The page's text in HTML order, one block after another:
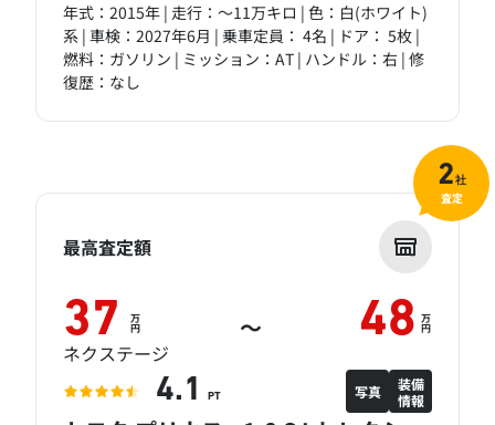
年式：2015年 | 走行：～11万キロ | 色：白(ホワイト)
系 | 車検：2027年6月 | 乗車定員： 4名 | ドア： 5枚 |
燃料：ガソリン | ミッション：AT | ハンドル：右 | 修
復歴：なし
最高査定額
37 万
円 ～ 48 万
円
ネクステージ
4.1 PT 写真
装備
情報
2社
査定